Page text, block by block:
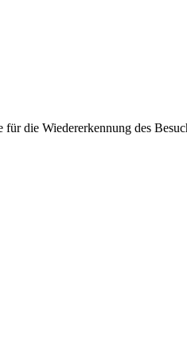
die Wiedererkennung des